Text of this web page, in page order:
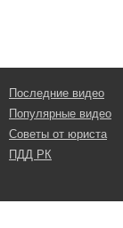
Последние видео
Популярные видео
Советы от юриста
ПДД РК